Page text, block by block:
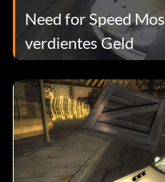
Need for Speed
verdientes Geld